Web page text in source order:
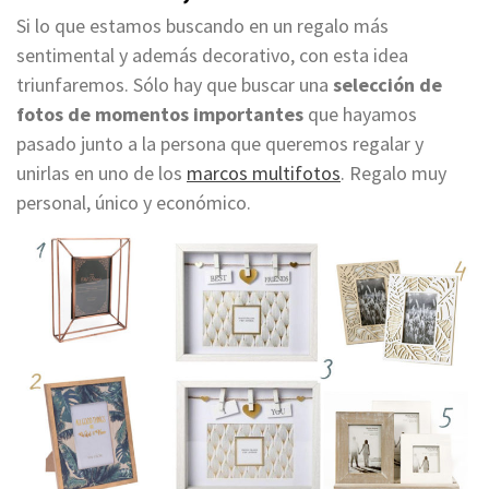
Si lo que estamos buscando en un regalo más
sentimental y además decorativo, con esta idea
triunfaremos. Sólo hay que buscar una selección de
fotos de momentos importantes que hayamos
pasado junto a la persona que queremos regalary
unirlas en uno de los marcos multifotos. Regalo muy
personal, único y económico.